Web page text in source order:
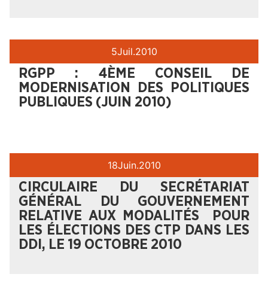
5Juil.2010
RGPP : 4ÈME CONSEIL DE
MODERNISATION DES POLITIQUES
PUBLIQUES (JUIN 2010)
18Juin.2010
CIRCULAIRE DU SECRÉTARIAT
GÉNÉRAL DU GOUVERNEMENT
RELATIVE AUX MODALITÉS POUR
LES ÉLECTIONS DES CTP DANS LES
DDI, LE 19 OCTOBRE 2010